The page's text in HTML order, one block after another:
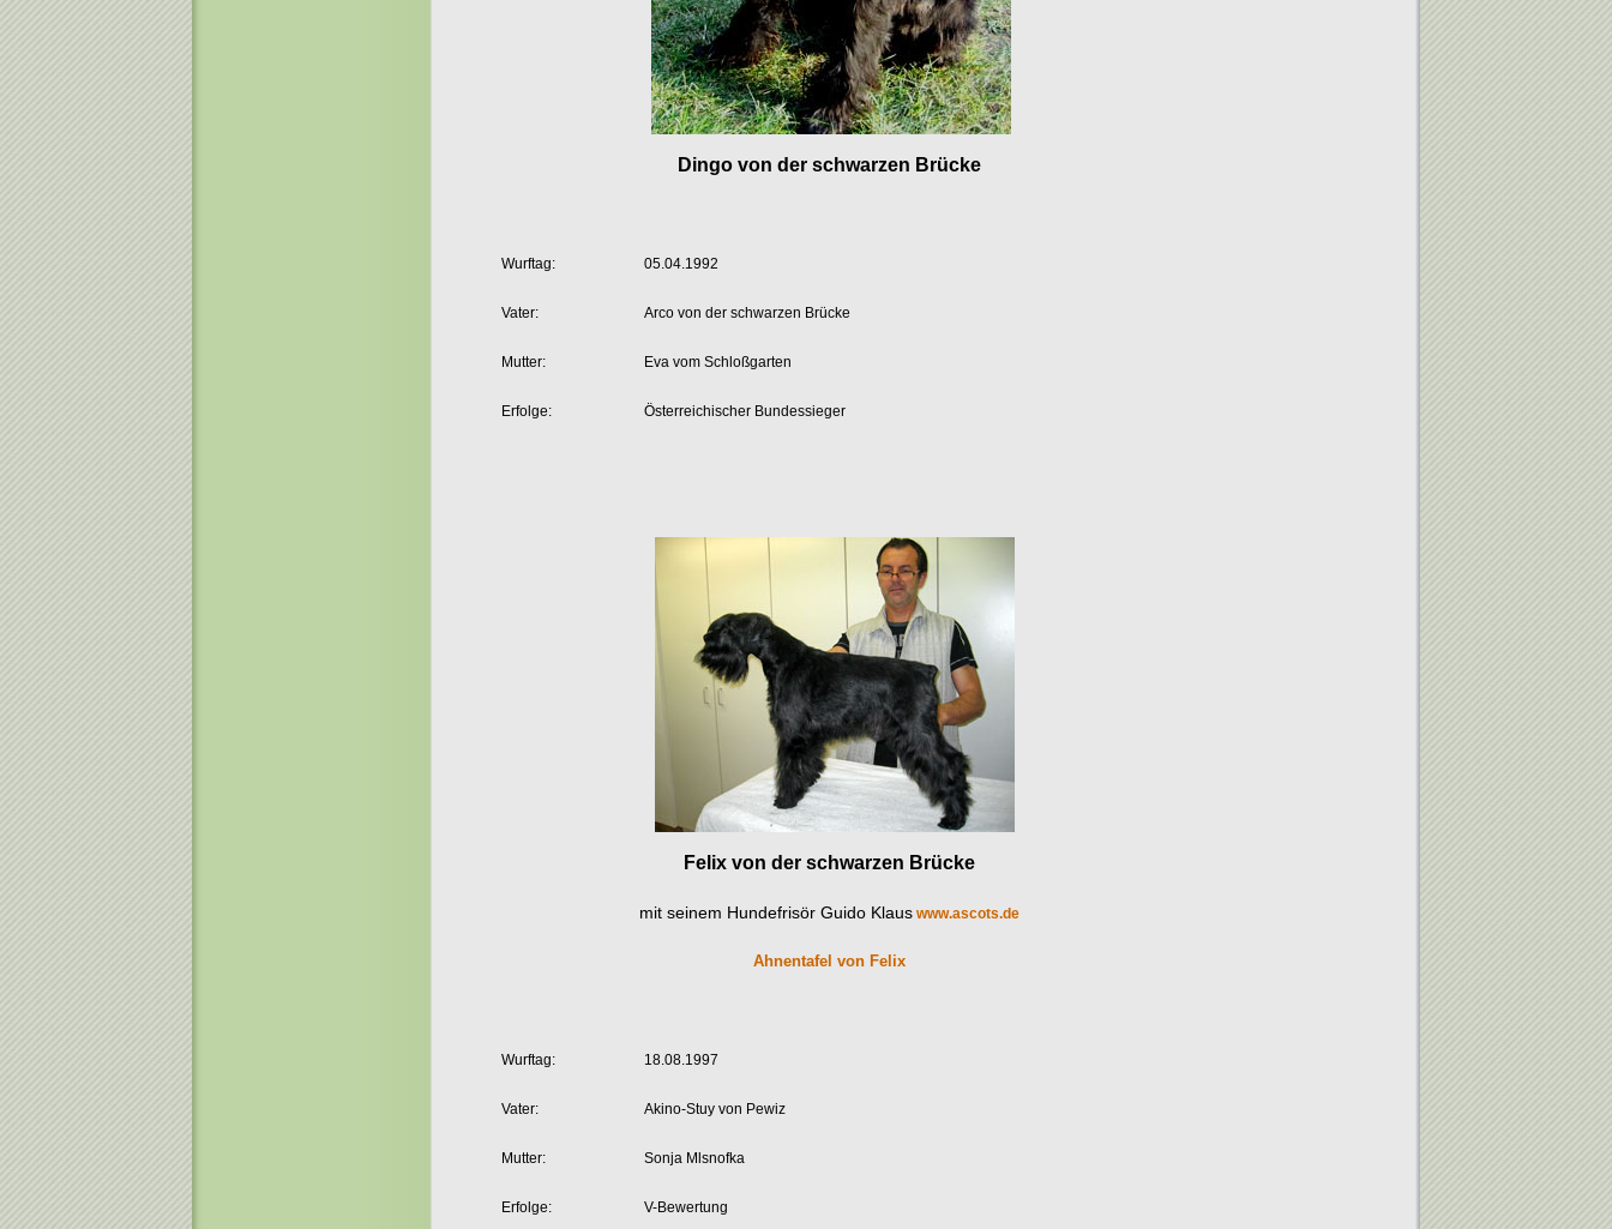
Dingo von der schwarzen Brücke
Wurftag: 05.04.1992
Vater: Arco von der schwarzen Brücke
Mutter: Eva vom Schloßgarten
Erfolge: Österreichischer Bundessieger
Felix von der schwarzen Brücke
mit seinem Hundefrisör Guido Klaus www.ascots.de
Ahnentafel von Felix
Wurftag: 18.08.1997
Vater: Akino-Stuy von Pewiz
Mutter: Sonja Mlsnofka
Erfolge: V-Bewertung